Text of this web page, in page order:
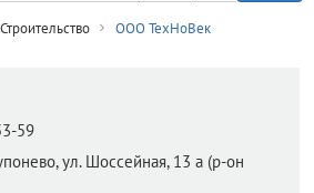
Строительство ООО ТехНоВек
59
ул. Шоссейная, 13 а (р-он